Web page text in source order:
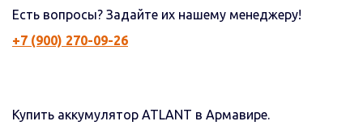
Есть вопросы? Задайте их нашему менеджеру!
+7 (900) 270-09-26
Купить аккумулятор ATLANT в Армавире.